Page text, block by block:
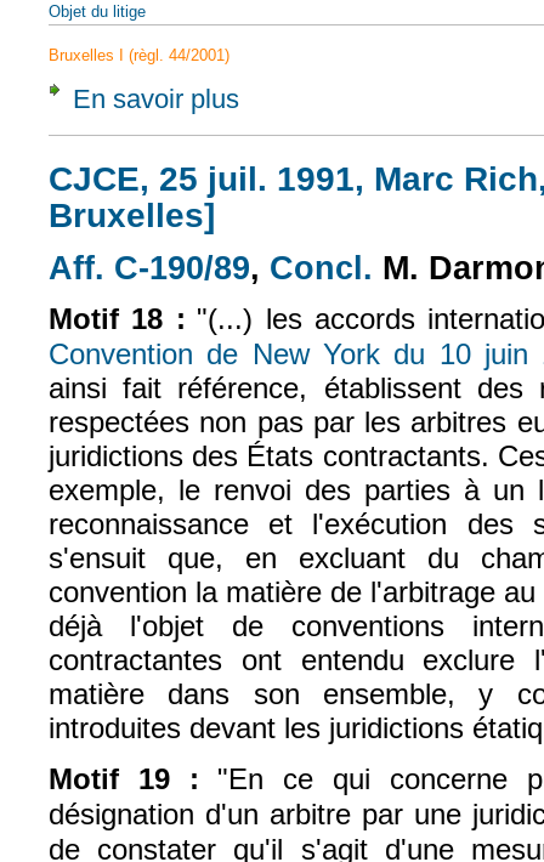
Objet du litige
Bruxelles I (règl. 44/2001)
En savoir plus
CJCE, 25 juil. 1991, Marc
Bruxelles]
Aff. C-190/89 (le lien est externe)
, Concl. (le lien est
M.
Motif 18 : "(...) les accords
Convention de New York du 10 juin
ainsi fait référence, établissent des
respectées non pas par les arbitres
juridictions des États contractants.
exemple, le renvoi des parties à un
reconnaissance et l'exécution des
s'ensuit que, en excluant du
convention la matière de l'arbitrage
déjà l'objet de conventions
contractantes ont entendu exclure
matière dans son ensemble, y
introduites devant les juridictions
Motif 19 :
"En ce qui concerne
désignation d'un arbitre par une
de constater qu'il s'agit d'une